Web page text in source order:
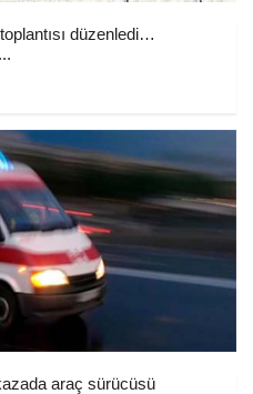
düzenledi…
araç sürücüsü